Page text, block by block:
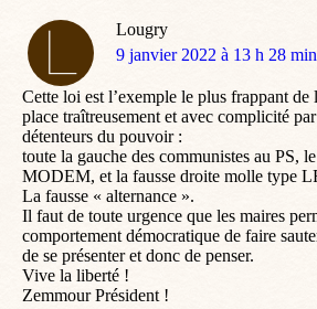
Lougry
dit
9 janvier 2022 à 13 h 28 min
Cette loi est l’exemple le plus frappant de
place traîtreusement et avec complicité
détenteurs du pouvoir :
toute la gauche des communistes au PS,
MODEM, et la fausse droite molle type
La fausse « alternance ».
Il faut de toute urgence que les maires
comportement démocratique de faire
de se présenter et donc de penser.
Vive la liberté !
Zemmour Président !